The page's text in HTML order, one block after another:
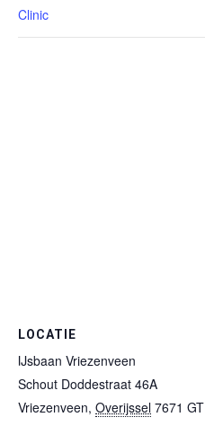
Clinic
LOCATIE
IJsbaan Vriezenveen
Schout Doddestraat 46A
Vriezenveen, Overijssel 7671 GT